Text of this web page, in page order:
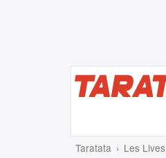
Taratata Les Lives